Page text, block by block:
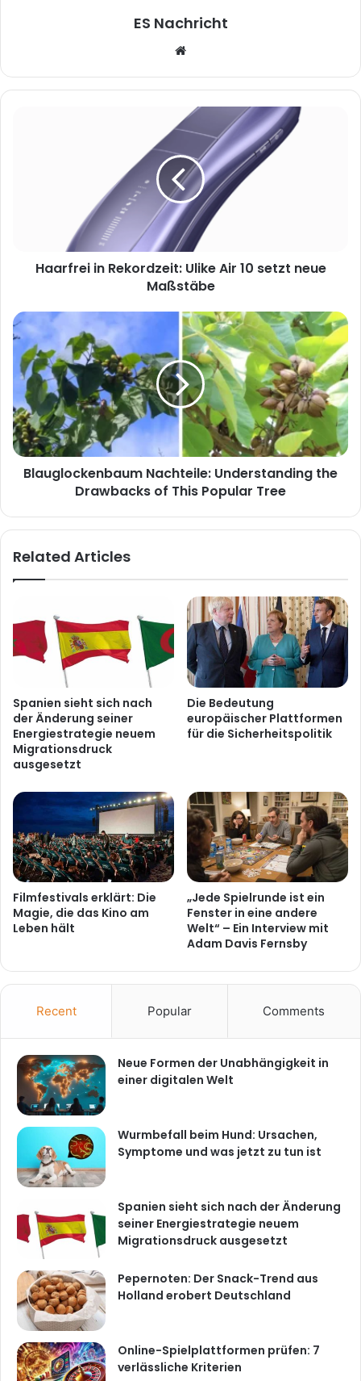
ES Nachricht
Website
Haarfrei in Rekordzeit: Ulike Air 10 setzt neue
Maßstäbe
Blauglockenbaum Nachteile: Understanding the
Drawbacks of This Popular Tree
Related Articles
Spanien sieht sich nach
der Änderung seiner
Energiestrategie neuem
Migrationsdruck
ausgesetzt
Die Bedeutung
europäischer Plattformen
für die Sicherheitspolitik
Filmfestivals erklärt: Die
Magie, die das Kino am
Leben hält
„Jede Spielrunde ist ein
Fenster in eine andere
Welt“ – Ein Interview mit
Adam Davis Fernsby
Recent Popular Comments
Neue Formen der Unabhängigkeit in
einer digitalen Welt
Wurmbefall beim Hund: Ursachen,
Symptome und was jetzt zu tun ist
Spanien sieht sich nach der Änderung
seiner Energiestrategie neuem
Migrationsdruck ausgesetzt
Pepernoten: Der Snack-Trend aus
Holland erobert Deutschland
Online-Spielplattformen prüfen: 7
verlässliche Kriterien